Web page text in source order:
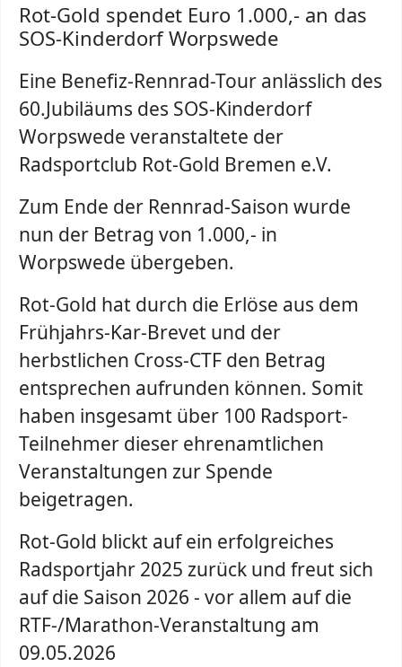
Rot-Gold spendet Euro 1.000,- an das
SOS-Kinderdorf Worpswede
Eine Benefiz-Rennrad-Tour anlässlich des
60.Jubiläums des SOS-Kinderdorf
Worpswede veranstaltete der
Radsportclub Rot-Gold Bremen e.V.
Zum Ende der Rennrad-Saison wurde
nun der Betrag von 1.000,- in
Worpswede übergeben.
Rot-Gold hat durch die Erlöse aus dem
Frühjahrs-Kar-Brevet und der
herbstlichen Cross-CTF den Betrag
entsprechen aufrunden können. Somit
haben insgesamt über 100 Radsport-
Teilnehmer dieser ehrenamtlichen
Veranstaltungen zur Spende
beigetragen.
Rot-Gold blickt auf ein erfolgreiches
Radsportjahr 2025 zurück und freut sich
auf die Saison 2026 - vor allem auf die
RTF-/Marathon-Veranstaltung am
09.05.2026